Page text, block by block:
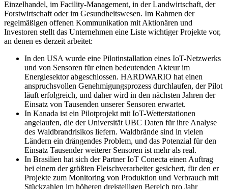
Einzelhandel, im Facility-Management, in der Landwirtschaft, der
Forstwirtschaft oder im Gesundheitswesen. Im Rahmen der
regelmäßigen offenen Kommunikation mit Aktionären und
Investoren stellt das Unternehmen eine Liste wichtiger Projekte vor,
an denen es derzeit arbeitet:
In den USA wurde eine Pilotinstallation eines IoT-Netzwerks
und von Sensoren für einen bedeutenden Akteur im
Energiesektor abgeschlossen. HARDWARIO hat einen
anspruchsvollen Genehmigungsprozess durchlaufen, der Pilot
läuft erfolgreich, und daher wird in den nächsten Jahren der
Einsatz von Tausenden unserer Sensoren erwartet.
In Kanada ist ein Pilotprojekt mit IoT-Wetterstationen
angelaufen, die der Universität UBC Daten für ihre Analyse
des Waldbrandrisikos liefern. Waldbrände sind in vielen
Ländern ein drängendes Problem, und das Potenzial für den
Einsatz Tausender weiterer Sensoren ist mehr als real.
In Brasilien hat sich der Partner IoT Conecta einen Auftrag
bei einem der größten Fleischverarbeiter gesichert, für den er
Projekte zum Monitoring von Produktion und Verbrauch mit
Stückzahlen im höheren dreistelligen Bereich pro Jahr